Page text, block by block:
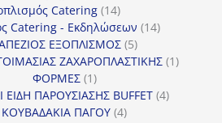
προϊόντα
Catering 1414
προϊόντα
Catering - Εκδηλώσεων 1414
ΕΞΟΠΛΙΣΜΟΣ 55
προϊόντα
ΖΑΧΑΡΟΠΛΑΣΤΙΚΗΣ 11
ΦΟΡΜΕΣ 11
προϊόν
ΕΙΔΗ ΠΑΡΟΥΣΙΑΣΗΣ BUFFET 44
ΚΟΥΒΑΔΑΚΙΑ ΠΑΓΟΥ 44